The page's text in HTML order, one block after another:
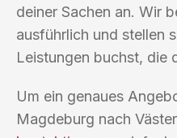
deiner Sachen an. Wir
ausführlich und stellen
Leistungen buchst, die
Um ein genaues
Magdeburg nach